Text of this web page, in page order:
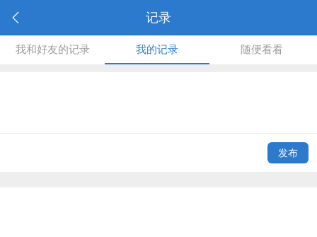
记录
我和好友的记录 我的记录 随便看看
发布